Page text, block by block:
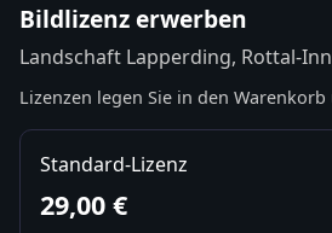
Bildlizenz erwerben
Landschaft Lapperding, Rottal-
Lizenzen legen Sie in den
Standard-Lizenz
29,00 €